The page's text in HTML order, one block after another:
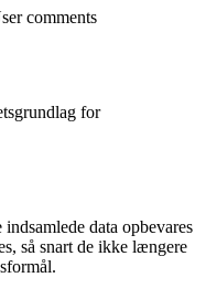
comments
for
data opbevares
så snart de ikke længere